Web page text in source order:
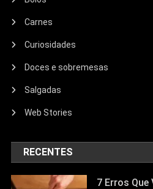
Carnes
Curiosidades
Doces e sobremesas
Salgadas
Web Stories
RECENTES
7 Erros Que